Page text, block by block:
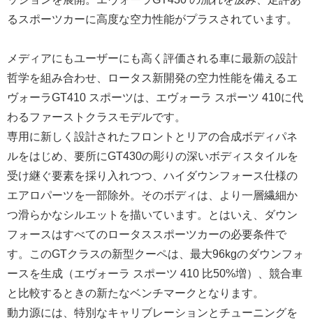
るスポーツカーに高度な空力性能がプラスされています。
メディアにもユーザーにも高く評価される車に最新の設計
哲学を組み合わせ、ロータス新開発の空力性能を備えるエ
ヴォーラGT410 スポーツは、エヴォーラ スポーツ 410に代
わるファーストクラスモデルです。
専用に新しく設計されたフロントとリアの合成ボディパネ
ルをはじめ、要所にGT430の彫りの深いボディスタイルを
受け継ぐ要素を採り入れつつ、ハイダウンフォース仕様の
エアロパーツを一部除外。そのボディは、より一層繊細か
つ滑らかなシルエットを描いています。とはいえ、ダウン
フォースはすべてのロータススポーツカーの必要条件で
す。このGTクラスの新型クーペは、最大96kgのダウンフォ
ースを生成（エヴォーラ スポーツ 410 比50%増）、競合車
と比較するときの新たなベンチマークとなります。
動力源には、特別なキャリブレーションとチューニングを